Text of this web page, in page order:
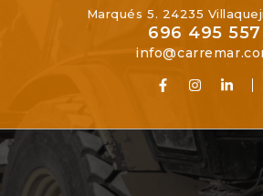
Marqués 5. 24235
696 495 557